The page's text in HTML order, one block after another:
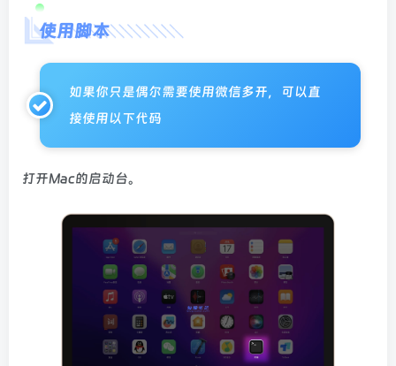
使用脚本
如果你只是偶尔需要使用微信多开，可以直
接使用以下代码
打开Mac的启动台。